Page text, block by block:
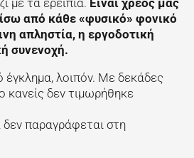
με τα ερείπια. Είναι χρέος μας
από κάθε «φυσικό» φονικό
απληστία, η εργοδοτική
συνενοχή.
έγκλημα, λοιπόν. Με δεκάδες
κανείς δεν τιμωρήθηκε
παραγράφεται στη